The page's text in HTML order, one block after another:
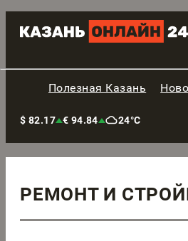
Полезная Казань
$ 82.17 € 94.84 24°C
РЕМОНТ И